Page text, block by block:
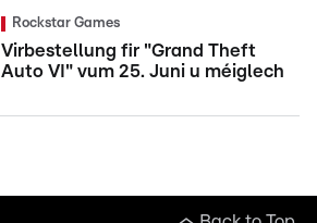
Rockstar Games
Virbestellung fir "Grand Theft
Auto VI" vum 25. Juni u méiglech